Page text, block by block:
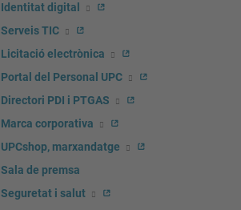
Identitat digital
Serveis TIC
Licitació electrònica
Portal del Personal UPC
Directori PDI i PTGAS
Marca corporativa
UPCshop, marxandatge
Sala de premsa
Seguretat i salut